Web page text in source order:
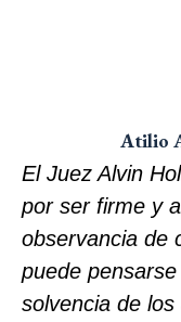
Atilio
El Juez Alvin
por ser firme y
observancia de
puede
solvencia de